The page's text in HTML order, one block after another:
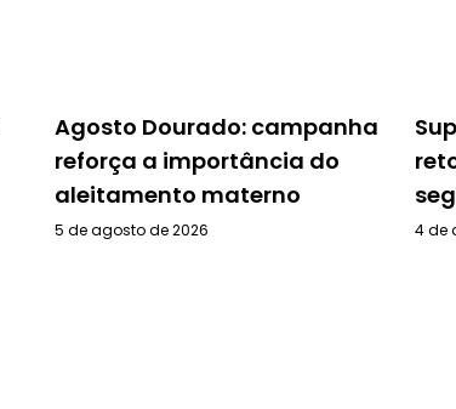
Agosto Dourado: campanha
reforça a importância do
aleitamento materno
5 de agosto de 2026 4 de